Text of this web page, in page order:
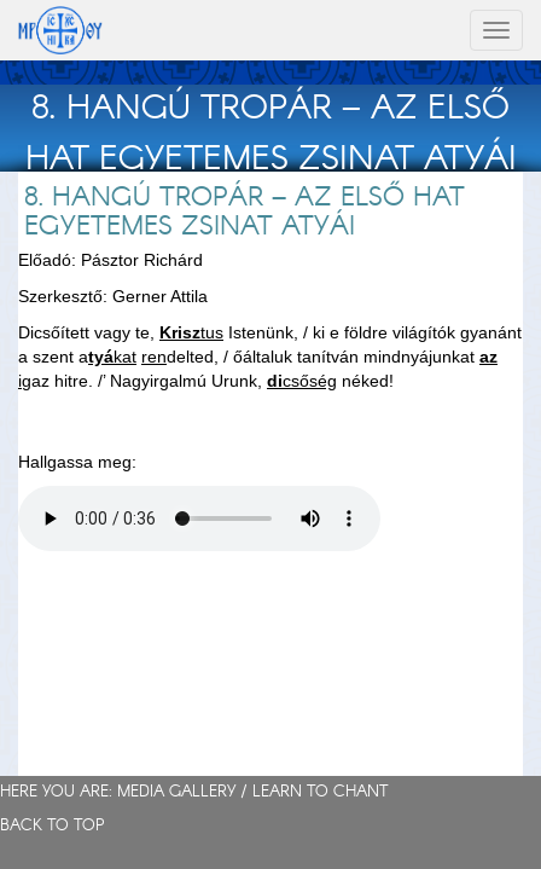
8. HANGÚ TROPÁR – AZ ELSŐ
HAT EGYETEMES ZSINAT ATYÁI
8. HANGÚ TROPÁR – AZ ELSŐ HAT
EGYETEMES ZSINAT ATYÁI
Előadó: Pásztor Richárd
Szerkesztő: Gerner Attila
Dicsőített vagy te, Krisztus Istenünk, / ki e földre világítók gyanánt
a szent atyákat rendelted, / őáltaluk tanítván mindnyájunkat az
igaz hitre. /’ Nagyirgalmú Urunk, dicsőség néked!
Hallgassa meg:
HERE YOU ARE: MEDIA GALLERY / LEARN TO CHANT
BACK TO TOP